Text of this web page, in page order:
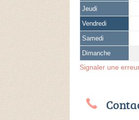
Jeudi
Vendredi
Samedi
Dimanche
Signaler une